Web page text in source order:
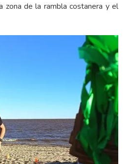
zona de la rambla costanera y el